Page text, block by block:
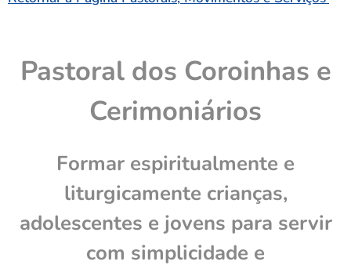
Pastoral dos Coroinhas e
Cerimoniários
Formar espiritualmente e
liturgicamente crianças,
adolescentes e jovens para servir
com simplicidade e